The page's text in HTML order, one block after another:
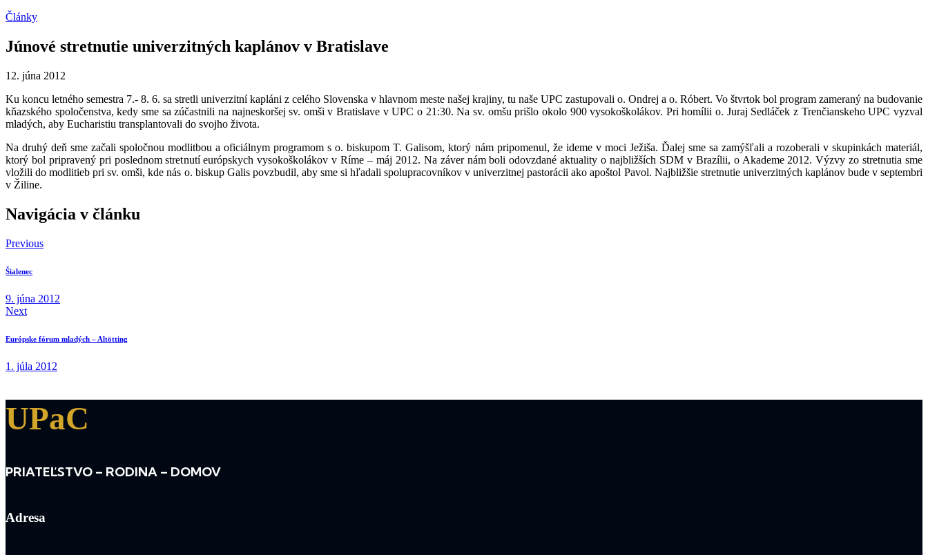
Články
Júnové stretnutie univerzitných kaplánov v Bratislave
12. júna 2012
Ku koncu letného semestra 7.- 8. 6. sa stretli univerzitní kapláni z celého Slovenska v hlavnom meste našej krajiny, tu naše UPC zastupovali o. Ondrej a o. Róbert. Vo štvrtok bol program zameraný na budovanie
kňazského spoločenstva, kedy sme sa zúčastnili na najneskoršej sv. omši v Bratislave v UPC o 21:30. Na sv. omšu prišlo okolo 900 vysokoškolákov. Pri homílii o. Juraj Sedláček z Trenčianskeho UPC vyzval
mladých, aby Eucharistiu transplantovali do svojho života.
Na druhý deň sme začali spoločnou modlitbou a oficiálnym programom s o. biskupom T. Galisom, ktorý nám pripomenul, že ideme v moci Ježiša. Ďalej sme sa zamýšľali a rozoberali v skupinkách materiál,
ktorý bol pripravený pri poslednom stretnutí európskych vysokoškolákov v Ríme – máj 2012. Na záver nám boli odovzdané aktuality o najbližších SDM v Brazílii, o Akademe 2012. Výzvy zo stretnutia sme
vložili do modlitieb pri sv. omši, kde nás o. biskup Galis povzbudil, aby sme si hľadali spolupracovníkov v univerzitnej pastorácii ako apoštol Pavol. Najbližšie stretnutie univerzitných kaplánov bude v septembri
v Žiline.
Navigácia v článku
Previous
Šialenec
9. júna 2012
Next
Európske fórum mladých – Altötting
1. júla 2012
UPaC
PRIATEĽSTVO – RODINA – DOMOV
Adresa